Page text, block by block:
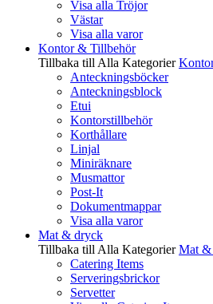
Visa alla Tröjor
Västar
Visa alla varor
Kontor & Tillbehör
Tillbaka till Alla Kategorier
Anteckningsböcker
Anteckningsblock
Etui
Kontorstillbehör
Korthållare
Linjal
Miniräknare
Musmattor
Post-It
Dokumentmappar
Visa alla varor
Mat & dryck
Tillbaka till Alla Kategorier Mat
Catering Items
Serveringsbrickor
Servetter